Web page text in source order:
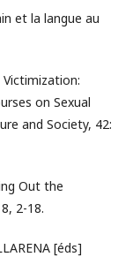
et la langue au
Victimization:
on Sexual
and Society, 42:
Out the
2-18.
[éds]